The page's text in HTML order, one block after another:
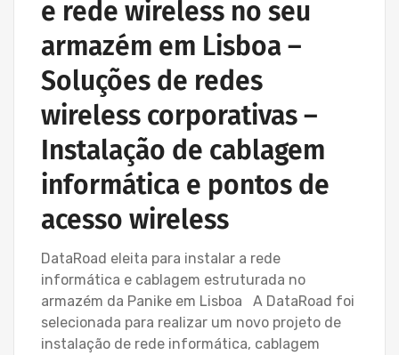
e rede wireless no seu
armazém em Lisboa –
Soluções de redes
wireless corporativas –
Instalação de cablagem
informática e pontos de
acesso wireless
DataRoad eleita para instalar a rede
informática e cablagem estruturada no
armazém da Panike em Lisboa A DataRoad foi
selecionada para realizar um novo projeto de
instalação de rede informática, cablagem